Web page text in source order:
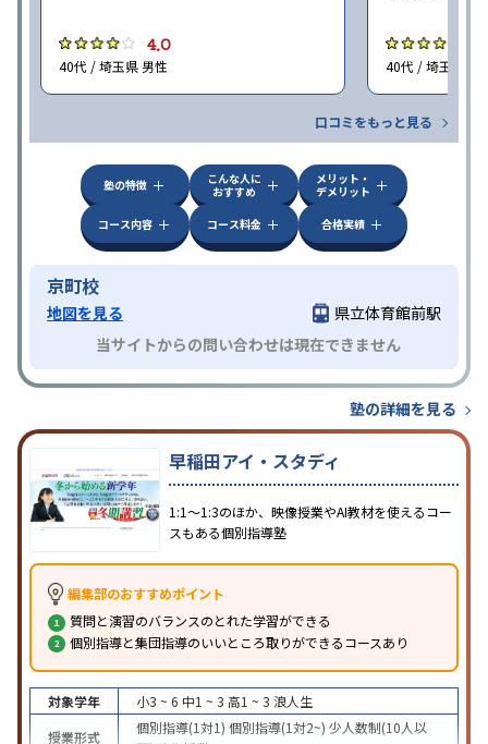
4.0
40代 / 埼玉県 男性 40代 / 埼玉県 女
口コミをもっと見る
塾の特徴
こんな人に
おすすめ
メリット・
デメリット
コース内容
コース料金 合格実績
京町校
地図を見る
県立体育館前駅
当サイトからの問い合わせは現在できません
塾の詳細を見る
早稲田アイ・スタディ
1:1～1:3のほか、映像授業やAI教材を使えるコー
スもある個別指導塾
編集部のおすすめポイント
質問と演習のバランスのとれた学習ができる
個別指導と集団指導のいいところ取りができるコースあり
対象学年 小3 ~ 6 中1 ~ 3 高1 ~ 3 浪人生
授業形式
個別指導(1対1) 個別指導(1対2~) 少人数制(10人以